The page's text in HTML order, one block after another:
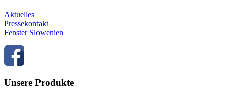
Aktuelles
Pressekontakt
Fenster Slowenien
Unsere Produkte